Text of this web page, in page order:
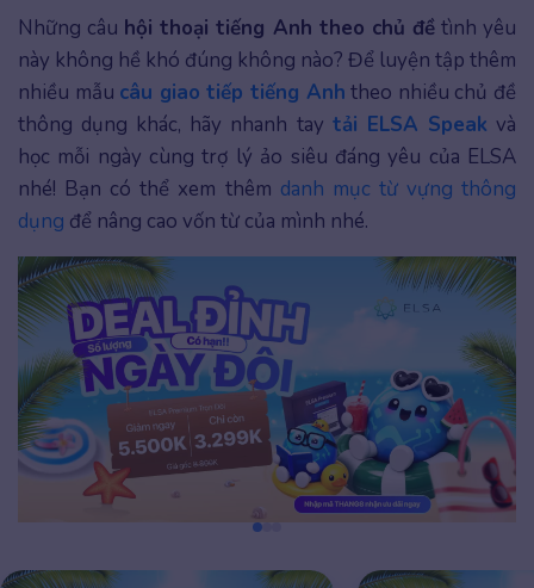
Những câu hội thoại tiếng Anh theo chủ đềtình yêu
này không hề khó đúng không nào? Để luyện tập thêm
nhiều mẫu câu giao tiếp tiếng Anh theo nhiều chủ đề
thông dụng khác, hãy nhanh tay tải ELSA Speak và
học mỗi ngày cùng trợ lý ảo siêu đáng yêu của ELSA
nhé! Bạn có thể xem thêm danh mục từ vựng thông
dụng để nâng cao vốn từ của mình nhé.